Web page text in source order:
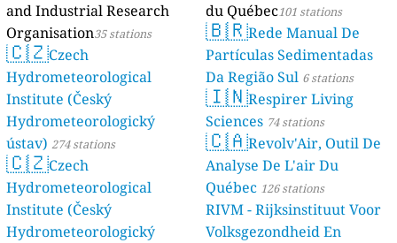
and Industrial Research
Organisation35 stations
🇨🇿Czech
Hydrometeorological
Institute (Český
Hydrometeorologický
ústav) 274 stations
🇨🇿Czech
Hydrometeorological
Institute (Český
Hydrometeorologický
du Québec101 stations
🇧🇷Rede Manual De
Partículas Sedimentadas
Da Região Sul 6 stations
🇮🇳Respirer Living
Sciences 74 stations
🇨🇦Revolv'Air, Outil De
Analyse De L'air Du
Québec 126 stations
RIVM - Rijksinstituut Voor
Volksgezondheid En